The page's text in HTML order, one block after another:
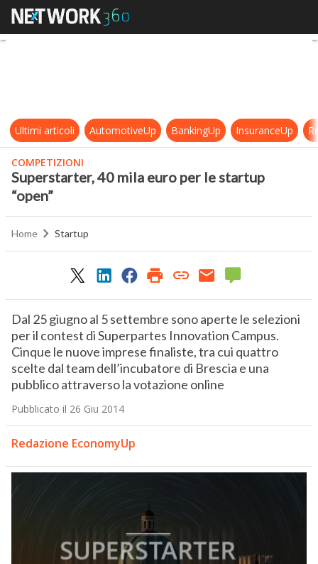
Superstarter, 40 mila euro per le
Ultimi articoli AutomotiveUp BankingUp InsuranceUp
COMPETIZIONI
Superstarter, 40 mila euro per le startup
“open”
Home Startup
Dal 25 giugno al 5 settembre sono aperte le selezioni
per il contest di Superpartes Innovation Campus.
Cinque le nuove imprese finaliste, tra cui quattro
scelte dal team dell’incubatore di Brescia e una
pubblico attraverso la votazione online
Pubblicato il 26 Giu 2014
Redazione EconomyUp